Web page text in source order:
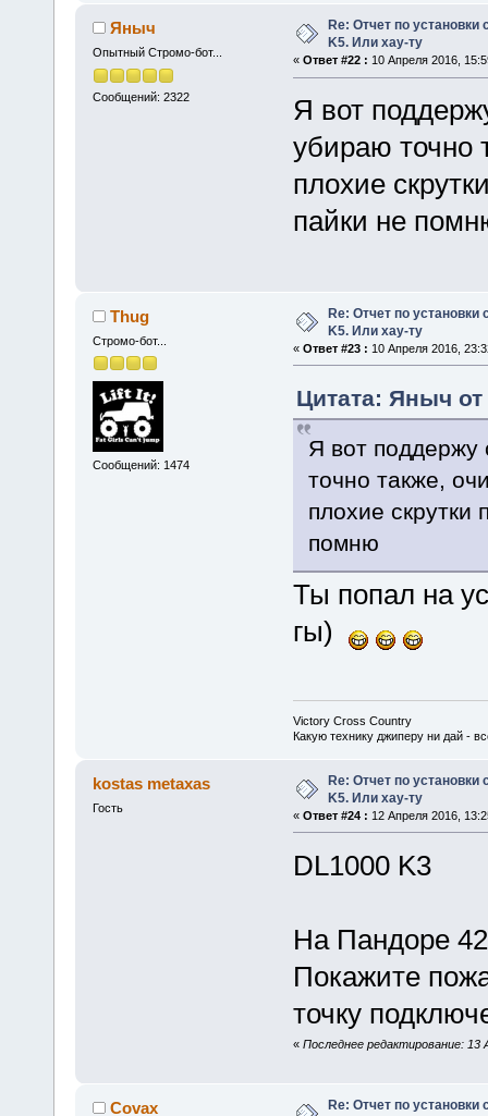
Яныч
Опытный Стромо-бот...
Сообщений: 2322
Re: Отчет по установки
K5. Или хау-ту
« Ответ #22 : 10 Апреля 2016,
Я вот
убираю точно
плохие
пайки не
Thug
Стромо-бот...
Сообщений: 1474
Re: Отчет по установки
K5. Или хау-ту
« Ответ #23 : 10 Апреля 2016,
Цитата: Яныч
Я вот
точно также,
плохие скрутки
помню
Ты попал на
гы)
Victory Cross Country
Какую технику джиперу ни дай -
kostas metaxas
Гость
Re: Отчет по установки
K5. Или хау-ту
« Ответ #24 : 12 Апреля 2016,
DL1000 K3
На Пандоре
Покажите
точку
« Последнее редактирование: 13
Covax
Re: Отчет по установки